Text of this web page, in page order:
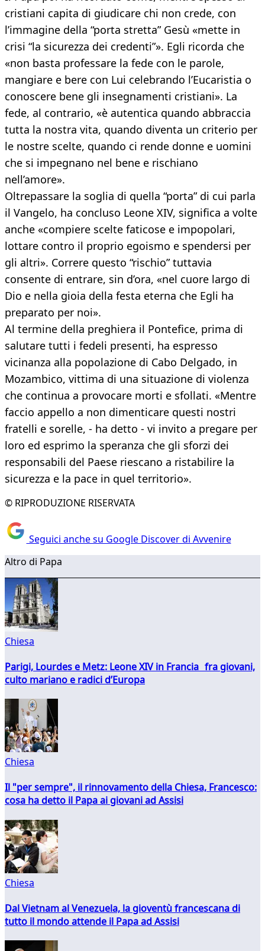
cristiani capita di giudicare chi non crede, con
l’immagine della “porta stretta” Gesù «mette in
crisi “la sicurezza dei credenti”». Egli ricorda che
«non basta professare la fede con le parole,
mangiare e bere con Lui celebrando l’Eucaristia o
conoscere bene gli insegnamenti cristiani». La
fede, al contrario, «è autentica quando abbraccia
tutta la nostra vita, quando diventa un criterio per
le nostre scelte, quando ci rende donne e uomini
che si impegnano nel bene e rischiano
nell’amore».
Oltrepassare la soglia di quella “porta” di cui parla
il Vangelo, ha concluso Leone XIV, significa a volte
anche «compiere scelte faticose e impopolari,
lottare contro il proprio egoismo e spendersi per
gli altri». Correre questo “rischio” tuttavia
consente di entrare, sin d’ora, «nel cuore largo di
Dio e nella gioia della festa eterna che Egli ha
preparato per noi».
Al termine della preghiera il Pontefice, prima di
salutare tutti i fedeli presenti, ha espresso
vicinanza alla popolazione di Cabo Delgado, in
Mozambico, vittima di una situazione di violenza
che continua a provocare morti e sfollati. «Mentre
faccio appello a non dimenticare questi nostri
fratelli e sorelle, - ha detto - vi invito a pregare per
loro ed esprimo la speranza che gli sforzi dei
responsabili del Paese riescano a ristabilire la
sicurezza e la pace in quel territorio».
© RIPRODUZIONE RISERVATA
Seguici anche su Google Discover di Avvenire
Altro di Papa
Chiesa
Parigi, Lourdes e Metz: Leone XIV in Francia fra giovani,
culto mariano e radici d’Europa
Chiesa
Il "per sempre", il rinnovamento della Chiesa, Francesco:
cosa ha detto il Papa ai giovani ad Assisi
Chiesa
Dal Vietnam al Venezuela, la gioventù francescana di
tutto il mondo attende il Papa ad Assisi